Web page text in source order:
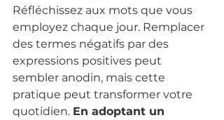
Réfléchissez aux mots que vous
employez chaque jour. Remplacer
des termes négatifs par des
expressions positives peut
sembler anodin, mais cette
pratique peut transformer votre
quotidien. En adoptant un